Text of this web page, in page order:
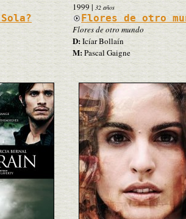
1999 | 32 años
Flores de otro
Flores de otro mundo
D:Icíar Bollaín
M:Pascal Gaigne